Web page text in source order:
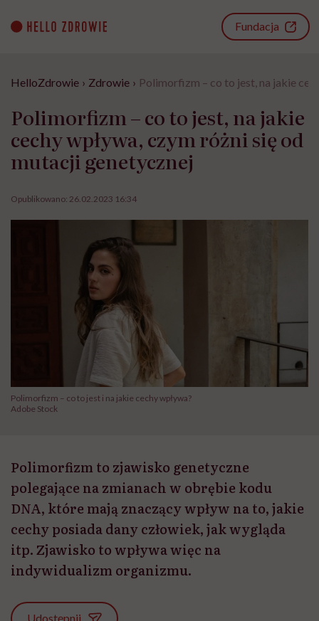
content
Fundacja
HelloZdrowie › Zdrowie › Polimorfizm – co to jest, na jakie
Polimorfizm – co to jest, na jakie
cechy wpływa, czym różni się od
mutacji genetycznej
Opublikowano: 26.02.2023 16:34
Polimorfizm – co to jest i na jakie cechy wpływa?
Adobe Stock
Polimorfizm to zjawisko genetyczne
polegające na zmianach w obrębie kodu
DNA, które mają znaczący wpływ na to, jakie
cechy posiada dany człowiek, jak wygląda
itp. Zjawisko to wpływa więc na
indywidualizm organizmu.
Udostępnij